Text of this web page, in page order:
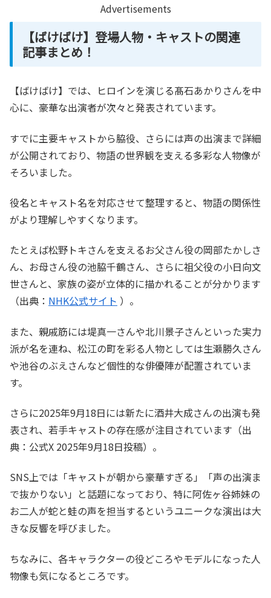
Advertisements
【ばけばけ】登場人物・キャストの関連
記事まとめ！
【ばけばけ】では、ヒロインを演じる髙石あかりさんを中
心に、豪華な出演者が次々と発表されています。
すでに主要キャストから脇役、さらには声の出演まで詳細
が公開されており、物語の世界観を支える多彩な人物像が
そろいました。
役名とキャスト名を対応させて整理すると、物語の関係性
がより理解しやすくなります。
たとえば松野トキさんを支えるお父さん役の岡部たかしさ
ん、お母さん役の池脇千鶴さん、さらに祖父役の小日向文
世さんと、家族の姿が立体的に描かれることが分かります
（出典： NHK公式サイト ）。
また、親戚筋には堤真一さんや北川景子さんといった実力
派が名を連ね、松江の町を彩る人物としては生瀬勝久さん
や池谷のぶえさんなど個性的な俳優陣が配置されていま
す。
さらに2025年9月18日には新たに酒井大成さんの出演も発
表され、若手キャストの存在感が注目されています（出
典：公式X 2025年9月18日投稿）。
SNS上では「キャストが朝から豪華すぎる」「声の出演ま
で抜かりない」と話題になっており、特に阿佐ヶ谷姉妹の
お二人が蛇と蛙の声を担当するというユニークな演出は大
きな反響を呼びました。
ちなみに、各キャラクターの役どころやモデルになった人
物像も気になるところです。